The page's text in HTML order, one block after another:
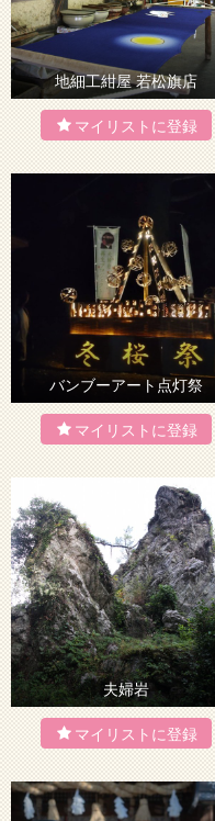
地細工紺屋 若松旗店
バンブーアート点灯祭
夫婦岩